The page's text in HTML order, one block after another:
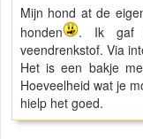
Mijn hond at de
honden
. Ik gaf
veendrenkstof. Via
Het is een bakje
Hoeveelheid wat je
hielp het goed.